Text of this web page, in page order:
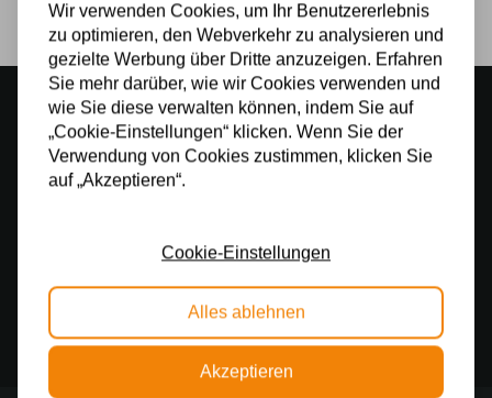
Stimmungsvoller Showroom
500 m2 großes Lampengeschäft in Rijssen
Kostenloser Versand
Kostenlose Lichtquellen
Sichere Online-Zahlung
Sichere Zahlung im Anschluss mit Klarna
Wir verwenden Cookies, um Ihr Benutzererlebnis
zu optimieren, den Webverkehr zu analysieren und
gezielte Werbung über Dritte anzuzeigen. Erfahren
Sie mehr darüber, wie wir Cookies verwenden und
wie Sie diese verwalten können, indem Sie auf
„Cookie-Einstellungen“ klicken. Wenn Sie der
Verwendung von Cookies zustimmen, klicken Sie
auf „Akzeptieren“.
Cookie-Einstellungen
Alles ablehnen
Akzeptieren